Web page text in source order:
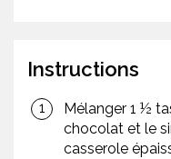
Instructions
Mélanger 1 ½
chocolat et le
casserole